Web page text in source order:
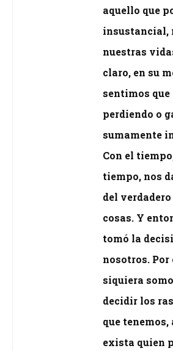
aquello que
insustancial,
nuestras
claro, en su
sentimos que
perdiendo o
sumamente
Con el
tiempo, nos
del
cosas. Y
tomó la
nosotros. Por
siquiera
decidir los
que tenemos,
exista quien